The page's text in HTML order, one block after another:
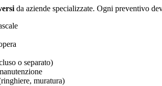
da aziende specializzate. Ogni preventivo
o separato)
muratura)